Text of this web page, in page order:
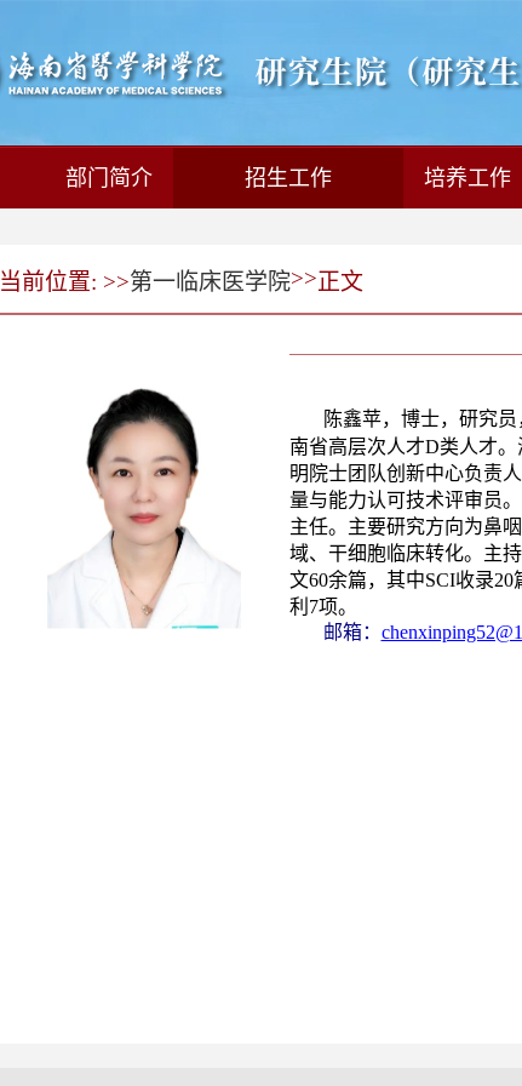
部门简介 招生工作 培养工作
当前位置: >>第一临床医学院>>正文
陈鑫苹， 博士，研究员
南省高层次人才D类人才
明院士团队创新中心负责
量与能力认可技术评审员
主任。主要研究方向为鼻
域、干细胞临床转化。主
文60余篇，其中SCI收录20
利 7项。
邮箱：